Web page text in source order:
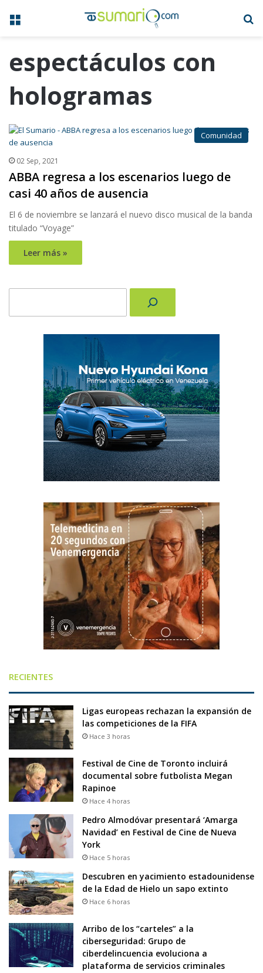
Menú
espectáculos con
hologramas
Comunidad
02 Sep, 2021
ABBA regresa a los escenarios luego de
casi 40 años de ausencia
El 6 de noviembre se lanzará el nuevo disco musical de la banda
titulado “Voyage”
Leer más »
RECIENTES
Ligas europeas rechazan la expansión de
las competiciones de la FIFA
Hace 3 horas
Festival de Cine de Toronto incluirá
documental sobre futbolista Megan
Rapinoe
Hace 4 horas
Pedro Almodóvar presentará ‘Amarga
Navidad’ en Festival de Cine de Nueva
York
Hace 5 horas
Descubren en yacimiento estadounidense
de la Edad de Hielo un sapo extinto
Hace 6 horas
Arribo de los “carteles” a la
ciberseguridad: Grupo de
ciberdelincuencia evoluciona a
plataforma de servicios criminales